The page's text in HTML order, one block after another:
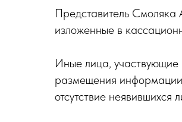
Представитель Смоляка
изложенные в
Иные лица, участвующие
размещения
отсутствие неявившихся